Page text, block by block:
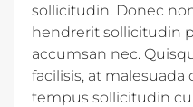
sollicitudin. Donec
hendrerit sollicitudin
accumsan nec.
facilisis, at
tempus sollicitudin